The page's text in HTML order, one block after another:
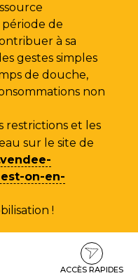
de
à sa
gestes simples
de douche,
non
restrictions et les
sur le site de
on-en-
!
ACCÈS RAPIDES